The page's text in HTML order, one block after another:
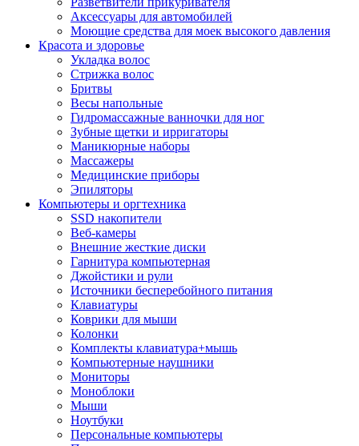
Аксессуары для автомобилей
Моющие средства для моек высокого давления
Красота и здоровье
Укладка волос
Стрижка волос
Бритвы
Весы напольные
Гидромассажные ванночки для ног
Зубные щетки и ирригаторы
Маникюрные наборы
Массажеры
Медицинские приборы
Эпиляторы
Компьютеры и оргтехника
SSD накопители
Веб-камеры
Внешние жесткие диски
Гарнитура компьютерная
Джойстики и рули
Источники бесперебойного питания
Клавиатуры
Коврики для мыши
Колонки
Комплекты клавиатура+мышь
Компьютерные наушники
Мониторы
Моноблоки
Мыши
Ноутбуки
Персональные компьютеры